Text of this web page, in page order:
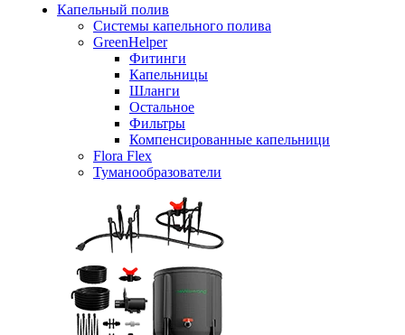
Капельный полив
Системы капельного полива
GreenHelper
Фитинги
Капельницы
Шланги
Остальное
Фильтры
Компенсированные капельници
Flora Flex
Туманообразователи